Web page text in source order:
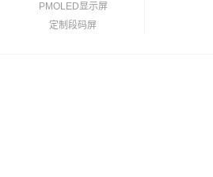
PMOLED显示屏
定制段码屏